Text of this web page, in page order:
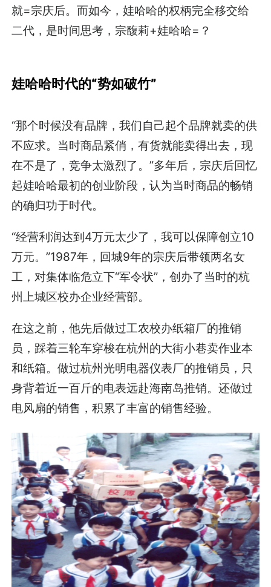
就=宗庆后。而如今，娃哈哈的权柄完全移交给
二代，是时间思考，宗馥莉+娃哈哈=？
娃哈哈时代的“势如破竹”
“那个时候没有品牌，我们自己起个品牌就卖的供
不应求。当时商品紧俏，有货就能卖得出去，现
在不是了，竞争太激烈了。”多年后，宗庆后回忆
起娃哈哈最初的创业阶段，认为当时商品的畅销
的确归功于时代。
“经营利润达到4万元太少了，我可以保障创立10
万元。”1987年，回城9年的宗庆后带领两名女
工，对集体临危立下“军令状”，创办了当时的杭
州上城区校办企业经营部。
在这之前，他先后做过工农校办纸箱厂的推销
员，踩着三轮车穿梭在杭州的大街小巷卖作业本
和纸箱。做过杭州光明电器仪表厂的推销员，只
身背着近一百斤的电表远赴海南岛推销。还做过
电风扇的销售，积累了丰富的销售经验。